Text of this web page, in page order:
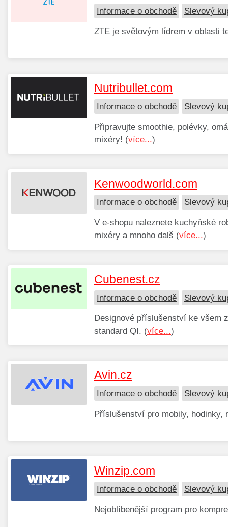
Informace o obchodě Slevový
ZTE je světovým lídrem v oblasti
Nutribullet.com
Informace o obchodě Slevový
Připravujte smoothie, polévky,
mixéry! (více...)
Kenwoodworld.com
Informace o obchodě Slevový
V e-shopu naleznete kuchyňské
mixéry a mnoho dalš (více...)
Cubenest.cz
Informace o obchodě Slevový
Designové příslušenství ke všem
standard QI. (více...)
Avin.cz
Informace o obchodě Slevový
Příslušenství pro mobily, hodinky,
Winzip.com
Informace o obchodě Slevový
Nejoblíbenější program pro